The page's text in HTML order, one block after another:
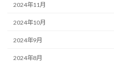
2024年11月
2024年10月
2024年9月
2024年8月